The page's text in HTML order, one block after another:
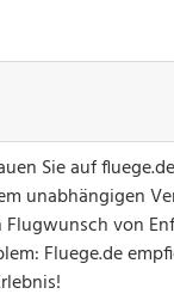
Sie auf
unabhängigen
von
Fluege.de